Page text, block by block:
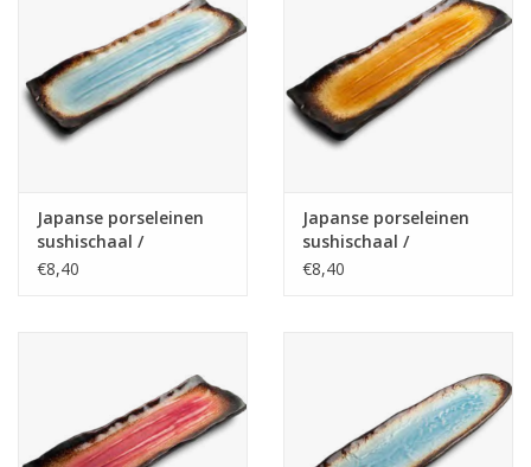
Japanse porseleinen
sushischaal /
serveerschaal Yaketa
€8,40
Japanse porseleinen
sushischaal /
serveerschaal Yaketa
€8,40